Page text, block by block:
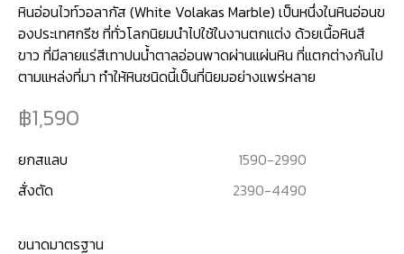
หินอ่อนไวท์วอลากัส (White Volakas Marble) เป็นหนึ่งในหินอ่อนข
องประเทศกรีซ ที่ทั่วโลกนิยมนำไปใช้ในงานตกแต่ง ด้วยเนื้อหินสี
ขาว ที่มีลายแร่สีเทาปนน้ำตาลอ่อนพาดผ่านแผ่นหิน ที่แตกต่างกันไป
ตามแหล่งที่มา ทำให้หินชนิดนี้เป็นที่นิยมอย่างแพร่หลาย
1,590
ยกสแลบ 1590-2990
สั่งตัด
2390-4490
ขนาดมาตรฐาน